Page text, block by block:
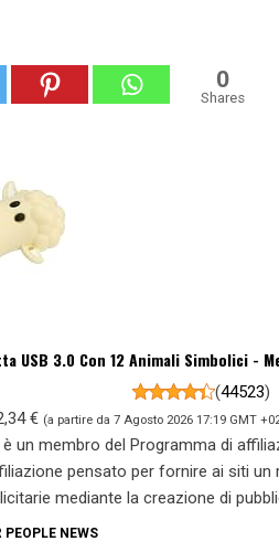
0
Shares
USB 3.0 Con 12 Animali Simbolici -
(44523)
€ (a partire da 7 Agosto 2026 17:19 GMT
un membro del Programma di
pensato per fornire ai siti
mediante la creazione di
PEOPLE NEWS